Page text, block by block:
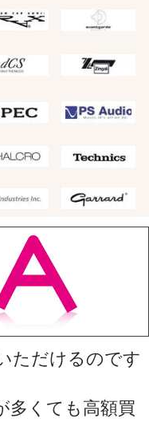
ただけるのです
多くても高額買